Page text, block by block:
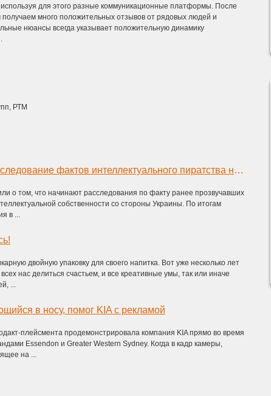
для этого разные коммуникационные платформы. После
много положительных отзывов от рядовых людей и
нюансы всегда указывает положительную динамику
РТМ
США начали расследование фактов интеллектуального пиратства на Украине
о том, что начинают расследования по факту ранее прозвучавших
собственности со стороны Украины. По итогам
в ...
двойную упаковку для своего напитка. Вот уже несколько лет
нас делиться счастьем, и все креативные умы, так или иначе
...
в носу, помог KIA с рекламой
плейсмента продемонстрировала компания KIA прямо во время
Essendon и Greater Western Sydney. Когда в кадр камеры,
на ...